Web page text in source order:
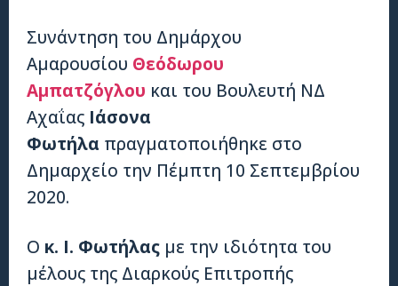
Συνάντηση του Δημάρχου
Αμαρουσίου Θεόδωρου
Αμπατζόγλου και του Βουλευτή ΝΔ
Αχαΐας Ιάσονα
Φωτήλα πραγματοποιήθηκε στο
Δημαρχείο την Πέμπτη 10 Σεπτεμβρίου
2020.
Ο κ. Ι. Φωτήλας με την ιδιότητα του
μέλους της Διαρκούς Επιτροπής